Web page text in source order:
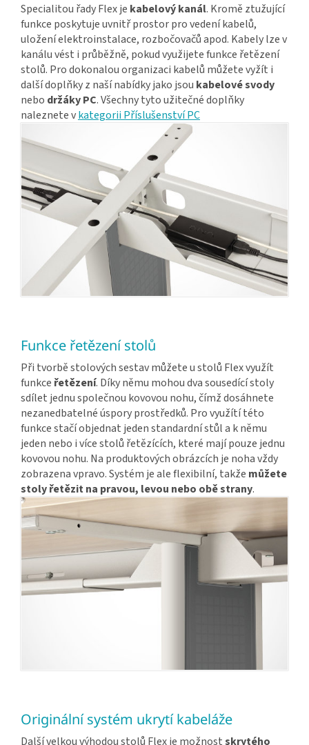
Specialitou řady Flex je kabelový kanál. Kromě ztužující
funkce poskytuje uvnitř prostor pro vedení kabelů,
uložení elektroinstalace, rozbočovačů apod. Kabely lze v
kanálu vést i průběžně, pokud využijete funkce řetězení
stolů. Pro dokonalou organizaci kabelů můžete vyžít i
další doplňky z naší nabídky jako jsou kabelové svody
nebo držáky PC. Všechny tyto užitečné doplňky
naleznete vkategorii Příslušenství PC
Funkce řetězení stolů
Při tvorbě stolových sestav můžete u stolů Flex využít
funkce řetězení. Díky němu mohou dva sousedící stoly
sdílet jednu společnou kovovou nohu, čímž dosáhnete
nezanedbatelné úspory prostředků. Pro využítí této
funkce stačí objednat jeden standardní stůl a k němu
jeden nebo i více stolů řetězících, které mají pouze jednu
kovovou nohu. Na produktových obrázcích je noha vždy
zobrazena vpravo. Systém je ale flexibilní, takže můžete
stoly řetězit na pravou, levou nebo obě strany.
Originální systém ukrytí kabeláže
Další velkou výhodou stolů Flex je možnostskrytého